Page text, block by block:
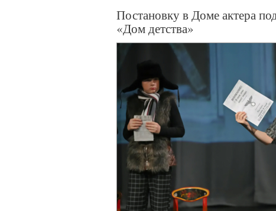
Постановку в Доме актера
«Дом детства»